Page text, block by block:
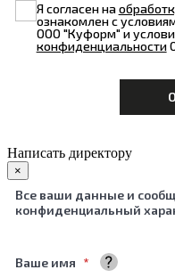
Я согласен на
ознакомлен с
ООО "Куформ" и
конфиденциальности
Написать директору
×
Все ваши данные и
конфиденциальный
Ваше имя